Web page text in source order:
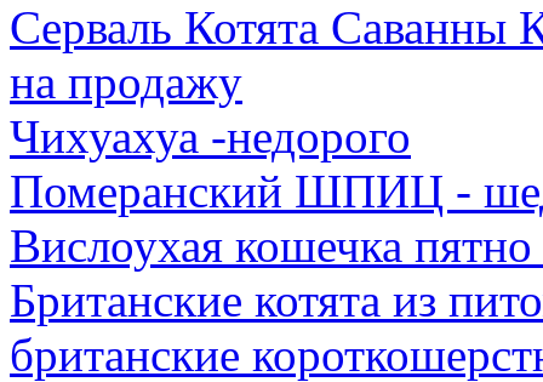
Серваль Котята
на продажу
Чихуахуа -недорого
Померанский ШПИЦ -
Вислоухая кошечка пятно
Британские котята из
британские